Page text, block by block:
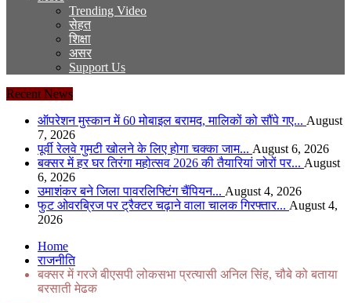
Trending Video
सेहत
शिक्षा
असर
Support Us
Recent News
ऑपरेशन मुस्कान में 60 मोबाइल बरामद, मालिकों को सौंपे गए... August
7, 2026
पूर्वी रेलवे गुमटी खोलने के लिए होगा चक्का जाम... August 6, 2026
बक्सर में हर घर तिरंगा महोत्सव 2026 की तैयारियां जोरों पर... August
6, 2026
उमाशंकर बने जिला पावरलिफ्टिंग चैंपियन... August 4, 2026
फुट ओवरब्रिज पर ट्रैक्टर चढ़ाने वाला चालक गिरफ्तार... August 4,
2026
Home
राजनीति
बक्सर में गरजे बीएसपी लोकसभा प्रत्यासी अनिल सिंह, चौबे को बताया
बरसाती मेढक